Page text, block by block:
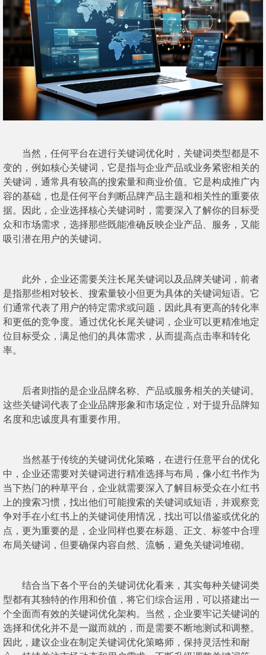
当然，任何平台在进行关键词优化时，关键词类型都是不
变的，例如核心关键词，它是指与企业产品或业务紧密相关的
关键词，通常具有较高的搜索量和商业价值。它是构成推广内
容的基础，也是任何平台判断品牌产品主题和相关性的重要依
据。因此，企业选择核心关键词时，需要深入了解你的目标受
众和市场需求，选择那些既能准确反映企业产品、服务，又能
吸引潜在用户的关键词。
此外，企业还需要关注长尾关键词以及品牌关键词，前者
是指那些相对较长、搜索量较小但更为具体的关键词短语。它
们通常代表了用户的特定需求或问题，因此具有更高的转化率
和更低的竞争度。通过优化长尾关键词，企业可以更精准地定
位目标受众，满足他们的具体需求，从而提高点击率和转化
率。
后者则指的是企业品牌名称、产品或服务相关的关键词。
这些关键词代表了企业品牌形象和市场定位，对于提升品牌知
名度和忠诚度具有重要作用。
当然基于传统的关键词优化策略，在进行任意平台的优化
中，企业还需要对关键词进行精准选择与布局，像小红书作为
当下热门的种草平台，企业就需要深入了解目标受众在小红书
上的搜索习惯，找出他们可能搜索的关键词或短语，并观察竞
争对手在小红书上的关键词使用情况，找出可以借鉴或优化的
点，更为重要的是，企业同样也要在标题、正文、标签中合理
布局关键词，但要确保内容自然、流畅，避免关键词堆砌。
结合当下各个平台的关键词优化看来，其实每种关键词类
型都有其独特的作用和价值，将它们综合运用，可以搭建出一
个全面而有效的关键词优化架构。当然，企业要牢记关键词的
选择和优化并不是一蹴而就的，而是需要不断地测试和调整。
因此，建议企业在制定关键词优化策略师，保持灵活性和耐